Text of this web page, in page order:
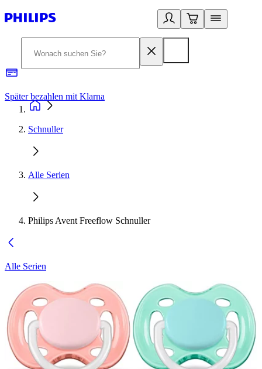
Später bezahlen mit Klarna
Schnuller
Alle Serien
Philips Avent Freeflow Schnuller
Alle Serien